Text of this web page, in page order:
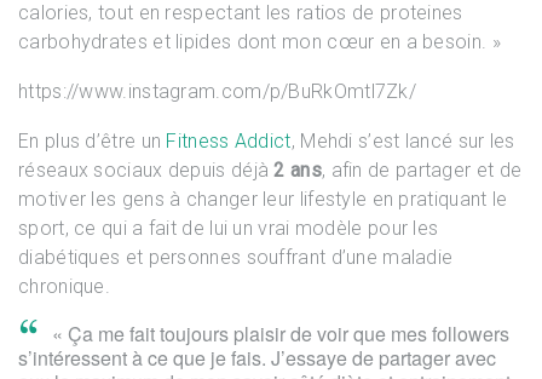
calories, tout en respectant les ratios de proteines
carbohydrates et lipides dont mon cœur en a besoin. »
https://www.instagram.com/p/BuRkOmtl7Zk/
En plus d’être un Fitness Addict, Mehdi s’est lancé sur les
réseaux sociaux depuis déjà2 ans, afin de partager et de
motiver les gens à changer leur lifestyle en pratiquant le
sport, ce qui a fait de lui un vrai modèle pour les
diabétiques et personnes souffrant d’une maladie
chronique.
❞ « Ça me fait toujours plaisir de voir que mes followers
s’intéressent à ce que je fais. J’essaye de partager avec